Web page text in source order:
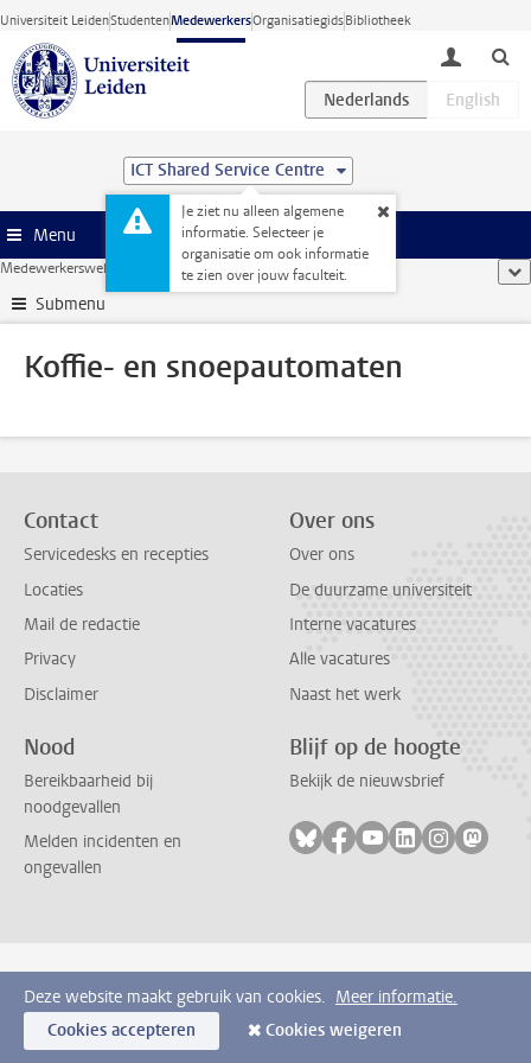
Ga direct naar de inhoud
Universiteit LeidenStudentenMedewerkersOrganisatiegidsBibliotheek
toggle
ICT Shared Service Centre
Je ziet nu alleen algemene
informatie. Selecteer je
organisatie om ook informatie
te zien over jouw faculteit.
Menu
Medewerkerswebsite Koffie- en snoepautomaten
Submenu
Koffie- en snoepautomaten
Contact
Servicedesks en recepties
Locaties
Mail de redactie
Privacy
Disclaimer
Over ons
Over ons
De duurzame universiteit
Interne vacatures
Alle vacatures
Naast het werk
Nood
Bereikbaarheid bij
noodgevallen
Melden incidenten en
ongevallen
Blijf op de hoogte
Bekijk de nieuwsbrief
Volg ons op bluesky
Volg ons op facebook
Volg ons op
Volg ons op
Volg ons
Volg
Deze website maakt gebruik van cookies. Meer informatie.
Cookies accepteren
Cookies weigeren